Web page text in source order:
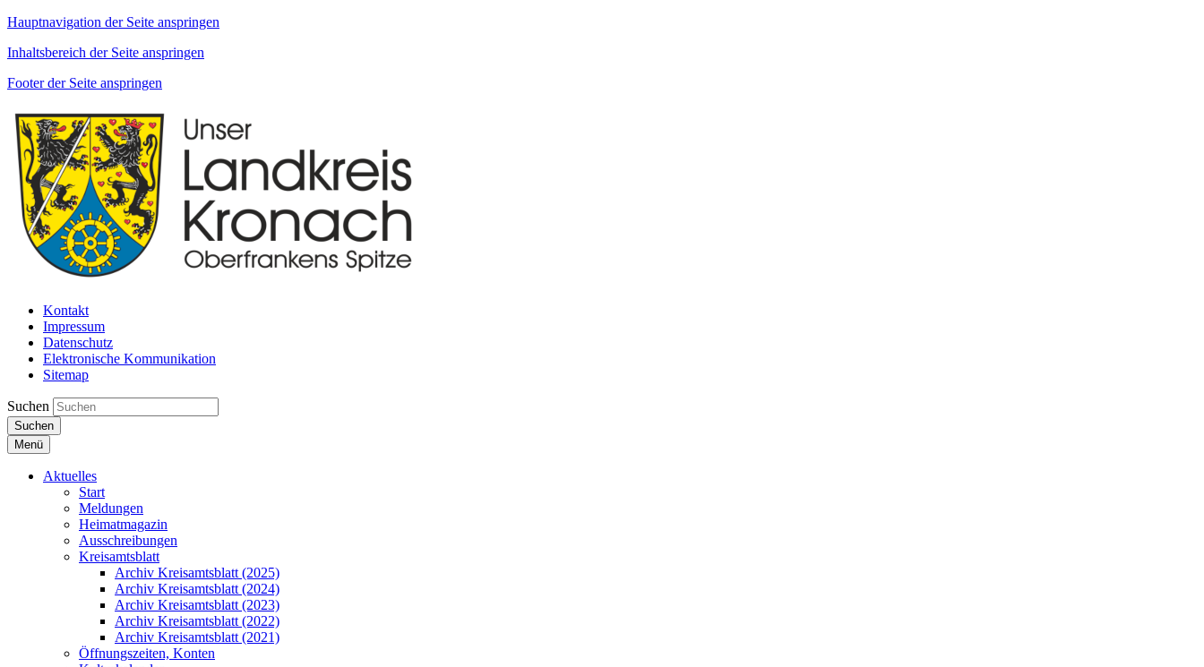
Hauptnavigation der Seite anspringen
Inhaltsbereich der Seite anspringen
Footer der Seite anspringen
Kontakt
Impressum
Datenschutz
Elektronische Kommunikation
Sitemap
Suchen
Suchen
Menü
Aktuelles
Start
Meldungen
Heimatmagazin
Ausschreibungen
Kreisamtsblatt
Archiv Kreisamtsblatt (2025)
Archiv Kreisamtsblatt (2024)
Archiv Kreisamtsblatt (2023)
Archiv Kreisamtsblatt (2022)
Archiv Kreisamtsblatt (2021)
Öffnungszeiten, Konten